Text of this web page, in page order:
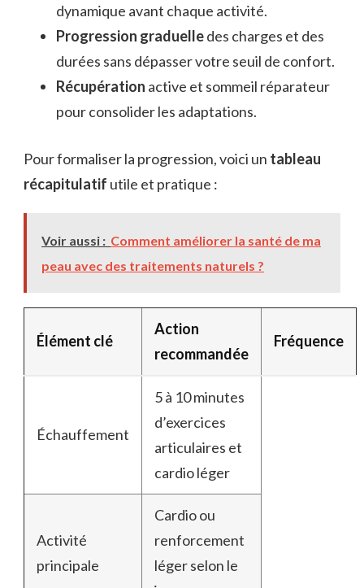
dynamique avant chaque activité.
Progression graduelledes charges et des
durées sans dépasser votre seuil de confort.
Récupération active et sommeil réparateur
pour consolider les adaptations.
Pour formaliser la progression, voici un tableau
récapitulatif utile et pratique :
Voir aussi : Comment améliorer la santé de ma
peau avec des traitements naturels ?
Élément clé
Action
recommandée
Fréquence
Échauffement
5 à 10 minutes
d’exercices
articulaires et
cardio léger
Activité
principale
Cardio ou
renforcement
léger selon le